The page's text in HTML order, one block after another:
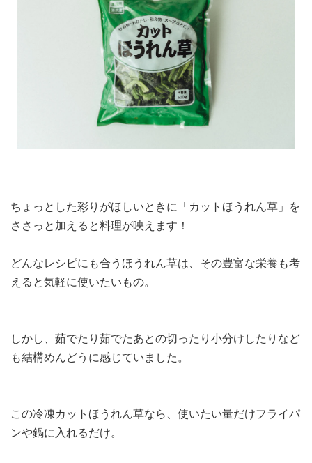
ちょっとした彩りがほしいときに「カットほうれん草」を
ささっと加えると料理が映えます！
どんなレシピにも合うほうれん草は、その豊富な栄養も考
えると気軽に使いたいもの。
しかし、茹でたり茹でたあとの切ったり小分けしたりなど
も結構めんどうに感じていました。
この冷凍カットほうれん草なら、使いたい量だけフライパ
ンや鍋に入れるだけ。